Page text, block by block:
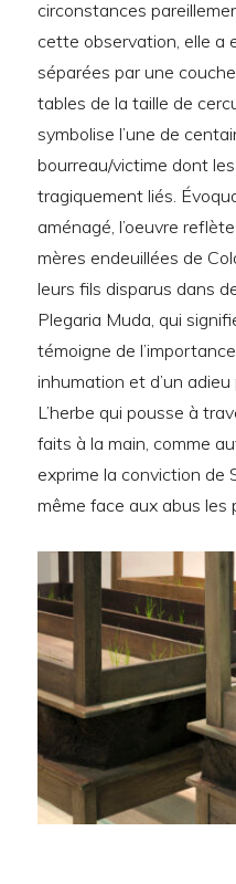
circonstances
cette observation, elle a
séparées par une
tables de la taille de
symbolise l’une de
bourreau/victime dont
tragiquement liés.
aménagé, l’oeuvre
mères endeuillées de
leurs fils disparus dans
Plegaria Muda, qui
témoigne de
inhumation et d’un
L’herbe qui pousse à
faits à la main, comme
exprime la conviction de
même face aux abus les